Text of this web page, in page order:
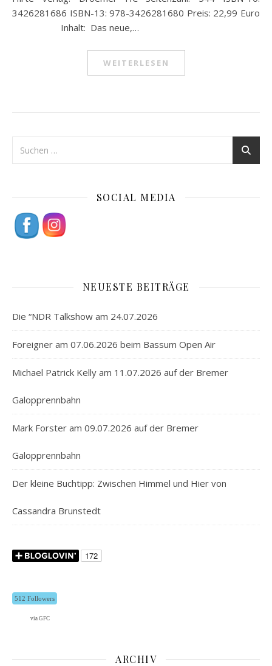
3426281686 ISBN-13: 978-3426281680 Preis: 22,99 Euro
Inhalt: Das neue,…
WEITERLESEN
SOCIAL MEDIA
NEUESTE BEITRÄGE
Die “NDR Talkshow am 24.07.2026
Foreigner am 07.06.2026 beim Bassum Open Air
Michael Patrick Kelly am 11.07.2026 auf der Bremer
Galopprennbahn
Mark Forster am 09.07.2026 auf der Bremer
Galopprennbahn
Der kleine Buchtipp: Zwischen Himmel und Hier von
Cassandra Brunstedt
512 Followers
via GFC
ARCHIV